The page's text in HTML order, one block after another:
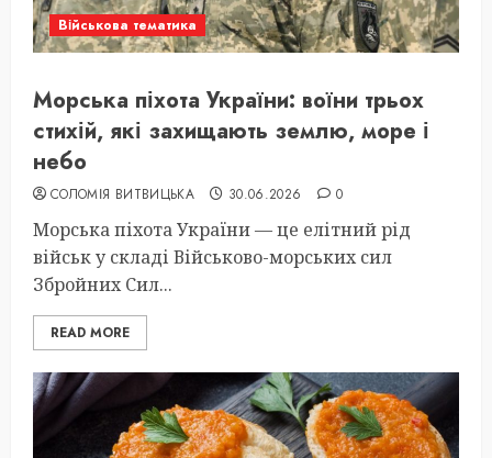
Військова тематика
Морська піхота України: воїни трьох
стихій, які захищають землю, море і
небо
СОЛОМІЯ ВИТВИЦЬКА 30.06.2026 0
Морська піхота України — це елітний рід
військ у складі Військово-морських сил
Збройних Сил...
READ MORE